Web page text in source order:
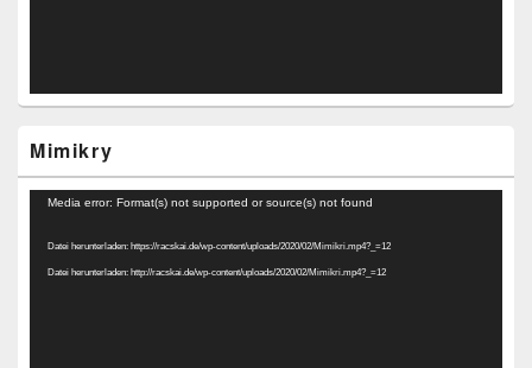
Mimikry
Video-
Media error: Format(s) not supported or source(s) not found
Datei herunterladen: https://racskai.de/wp-content/uploads/2020/02/Mimikri.mp4?_=12
Datei herunterladen: http://racskai.de/wp-content/uploads/2020/02/Mimikri.mp4?_=12